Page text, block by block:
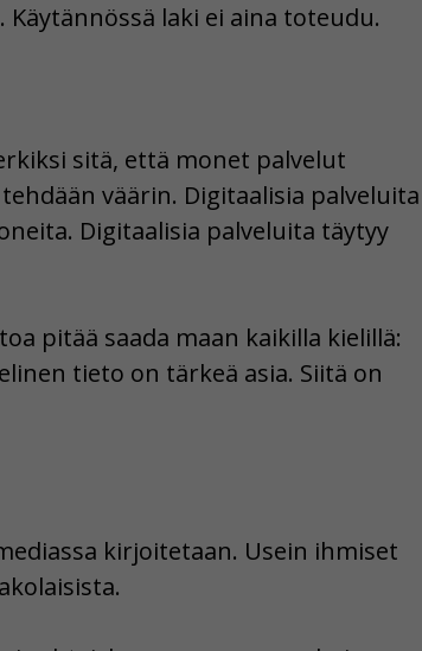
laki ei aina toteudu.
sitä, että monet palvelut
väärin. Digitaalisia palveluita
Digitaalisia palveluita täytyy
pitää saada maan kaikilla kielillä:
tieto on tärkeä asia. Siitä on
kirjoitetaan. Usein ihmiset